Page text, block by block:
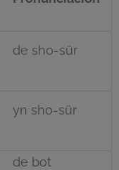
de sho-sür
yn sho-sür
de bot